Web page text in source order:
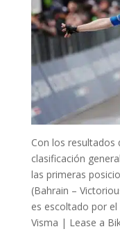
Con los resultados
clasificación
las primeras
(Bahrain –
es escoltado por el
Visma | Lease a